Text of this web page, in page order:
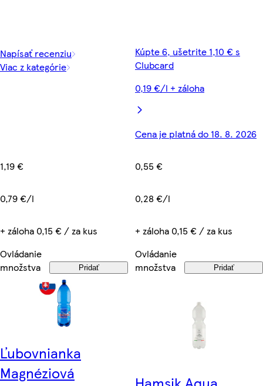
Napísať recenziu
Viac z kategórie
1,19 €
0,79 €/l
+ záloha 0,15 € / za kus
Ovládanie
množstva
Pridať
Kúpte 6, ušetrite 1,10 € s
Clubcard
0,19 €/l + záloha
Cena je platná do 18. 8. 2026
0,55 €
0,28 €/l
+ záloha 0,15 € / za kus
Ovládanie
množstva
Pridať
Ľubovnianka
Magnéziová